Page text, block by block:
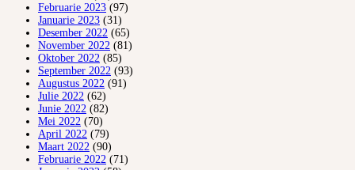
Februarie 2023 (97)
Januarie 2023 (31)
Desember 2022 (65)
November 2022 (81)
Oktober 2022 (85)
September 2022 (93)
Augustus 2022 (91)
Julie 2022 (62)
Junie 2022 (82)
Mei 2022 (70)
April 2022 (79)
Maart 2022 (90)
Februarie 2022 (71)